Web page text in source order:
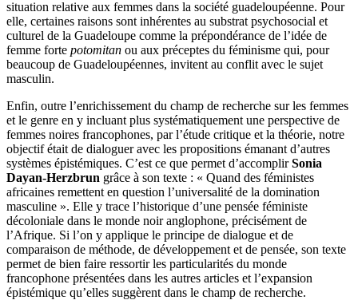
situation relative aux femmes dans la société guadeloupéenne. Pour
elle, certaines raisons sont inhérentes au substrat psychosocial et
culturel de la Guadeloupe comme la prépondérance de l’idée de
femme forte potomitan ou aux préceptes du féminisme qui, pour
beaucoup de Guadeloupéennes, invitent au conflit avec le sujet
masculin.
Enfin, outre l’enrichissement du champ de recherche sur les femmes
et le genre en y incluant plus systématiquement une perspective de
femmes noires francophones, par l’étude critique et la théorie, notre
objectif était de dialoguer avec les propositions émanant d’autres
systèmes épistémiques. C’est ce que permet d’accomplirSonia
Dayan-Herzbrun grâce à son texte : « Quand des féministes
africaines remettent en question l’universalité de la domination
masculine ». Elle y trace l’historique d’une pensée féministe
décoloniale dans le monde noir anglophone, précisément de
l’Afrique. Si l’on y applique le principe de dialogue et de
comparaison de méthode, de développement et de pensée, son texte
permet de bien faire ressortir les particularités du monde
francophone présentées dans les autres articles et l’expansion
épistémique qu’elles suggèrent dans le champ de recherche.